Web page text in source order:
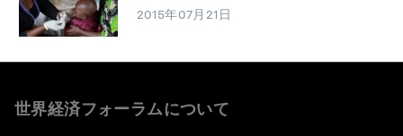
2015年07月21日
世界経済フォーラムについて